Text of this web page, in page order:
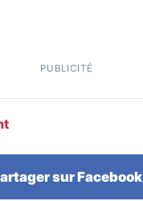
PUBLICITÉ
sur Facebook